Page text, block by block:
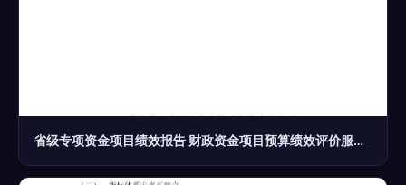
省级专项资金项目绩效报告 财政资金项目预算绩效评价服务分析与优化路径